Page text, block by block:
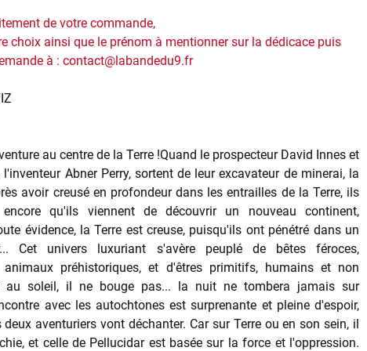
de votre commande,
choix ainsi que le prénom à mentionner sur la dédicace puis
à : contact@labandedu9.fr
au centre de la Terre !Quand le prospecteur David Innes et
Abner Perry, sortent de leur excavateur de minerai, la
avoir creusé en profondeur dans les entrailles de la Terre, ils
qu'ils viennent de découvrir un nouveau continent,
évidence, la Terre est creuse, puisqu'ils ont pénétré dans un
Cet univers luxuriant s'avère peuplé de bêtes féroces,
préhistoriques, et d'êtres primitifs, humains et non
au soleil, il ne bouge pas... la nuit ne tombera jamais sur
avec les autochtones est surprenante et pleine d'espoir,
aventuriers vont déchanter. Car sur Terre ou en son sein, il
et celle de Pellucidar est basée sur la force et l'oppression.